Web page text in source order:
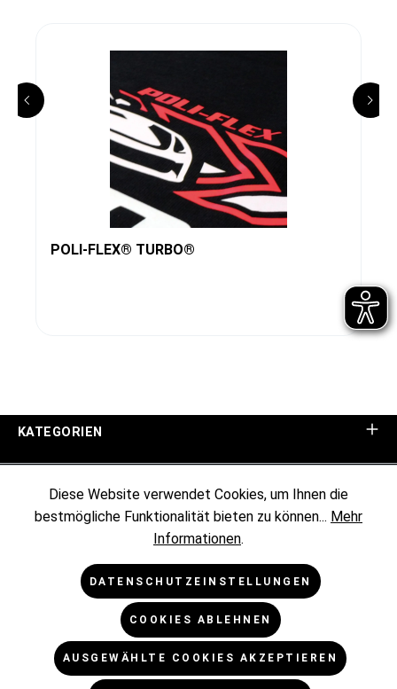
POLI-FLEX® TURBO®
KATEGORIEN
KUNDENINFORMATIONEN
RECHTLICHES
Diese Website verwendet Cookies, um Ihnen die
bestmögliche Funktionalität bieten zu können... Mehr
Informationen.
DATENSCHUTZEINSTELLUNGEN
COOKIES ABLEHNEN
AUSGEWÄHLTE COOKIES AKZEPTIEREN